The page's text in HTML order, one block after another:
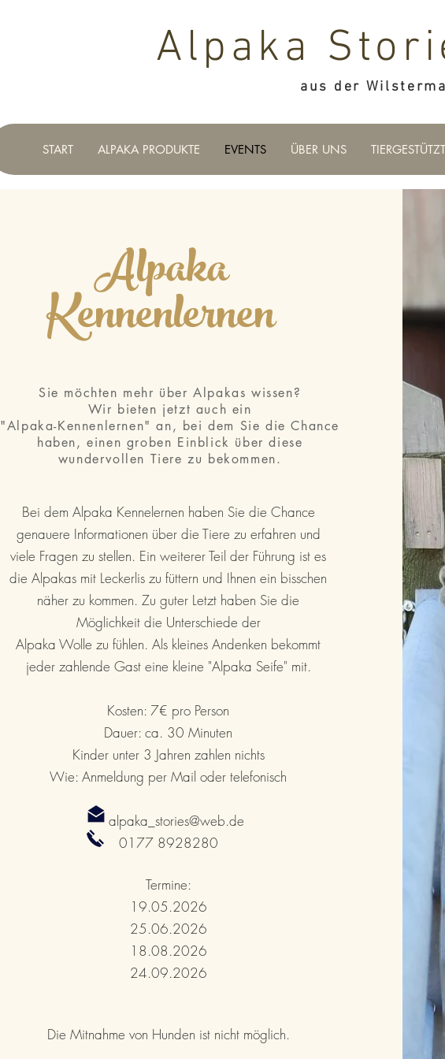
Alpaka
aus der
START ALPAKA PRODUKTE EVENTS ÜBER UNS
Alpaka
Kennenlernen
Sie möchten mehr über Alpakas wissen?
Wir bieten jetzt auch ein
"Alpaka-Kennenlernen" an, bei dem Sie die Chance
haben, einen groben Einblick über diese
wundervollen Tiere zu bekommen.
Bei dem Alpaka Kennelernen haben Sie die Chance
genauere Informationen über die Tiere zu erfahren und
viele Fragen zu stellen. Ein weiterer Teil der Führung ist es
die Alpakas mit Leckerlis zu füttern und Ihnen ein bisschen
näher zu kommen. Zu guter Letzt haben Sie die
Möglichkeit die Unterschiede der
Alpaka Wolle zu fühlen. Als kleines Andenken bekommt
jeder zahlende Gast eine kleine "Alpaka Seife" mit.
Kosten: 7€ pro Person
Dauer: ca. 30 Minuten
Kinder unter 3 Jahren zahlen nichts
Wie: Anmeldung per Mail oder telefonisch
alpaka_stories@web.de
0177 8928280
Termine:
19.05.2026
25.06.2026
18.08.2026
24.09.2026
Die Mitnahme von Hunden ist nicht möglich.